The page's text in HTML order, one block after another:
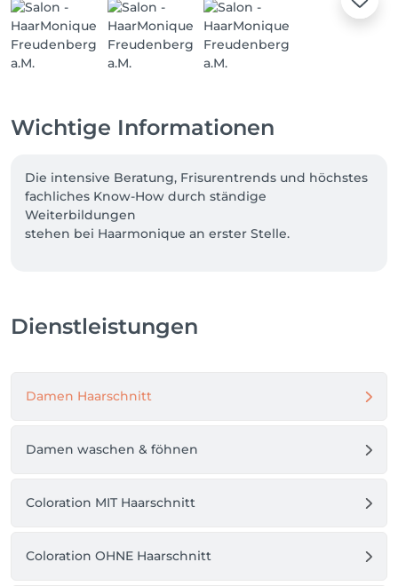
Wichtige Informationen
Die intensive Beratung, Frisurentrends und höchstes
fachliches Know-How durch ständige
Weiterbildungen
stehen bei Haarmonique an erster Stelle.
perfekte Ergebnis erreichen, eine Typveränderung
Qualität, Perfektion, optimaler Service sowie
uns selbstverständlich.
lebendig sind wie Sie.
Dienstleistungen
Damen Haarschnitt
Damen waschen & föhnen
Coloration MIT Haarschnitt
Coloration OHNE Haarschnitt